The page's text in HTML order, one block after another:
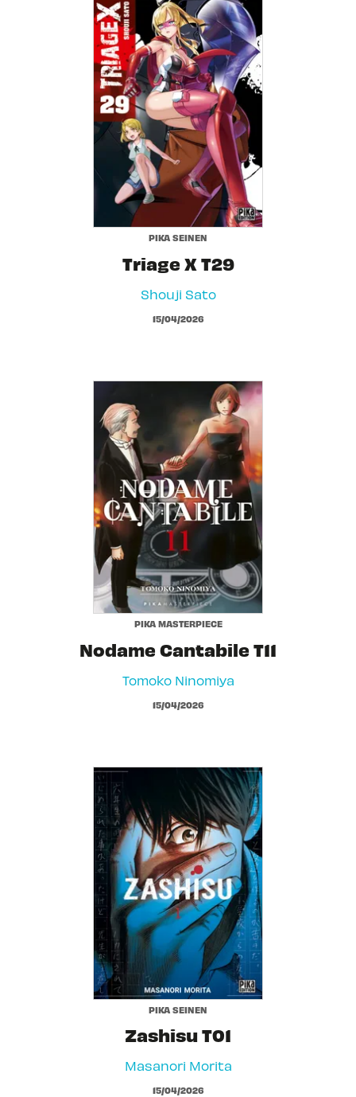
PIKA SEINEN
Triage X T29
Shouji Sato
15/04/2026
PIKA MASTERPIECE
Nodame Cantabile T11
Tomoko Ninomiya
15/04/2026
PIKA SEINEN
Zashisu T01
Masanori Morita
15/04/2026